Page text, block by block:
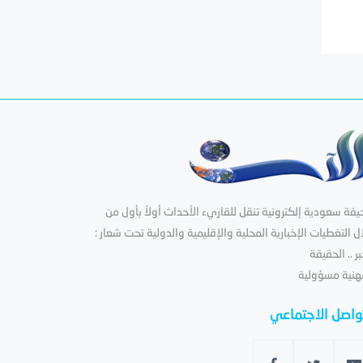
سعودية إلكترونية تنقل للقاريء الأحداث أولاً بأول من
التغطيات الإخبارية المحلية والإقليمية والدولية تحت شعار :
.. الحقيقة
مسؤولية
الاجتماعي